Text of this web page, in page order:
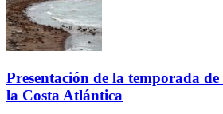
Presentación de la temporada
la Costa Atlántica